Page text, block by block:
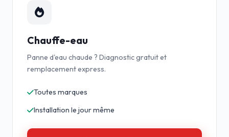
Chauffe-eau
Panne d'eau chaude ? Diagnostic gratuit et
remplacement express.
Toutes marques
Installation le jour même